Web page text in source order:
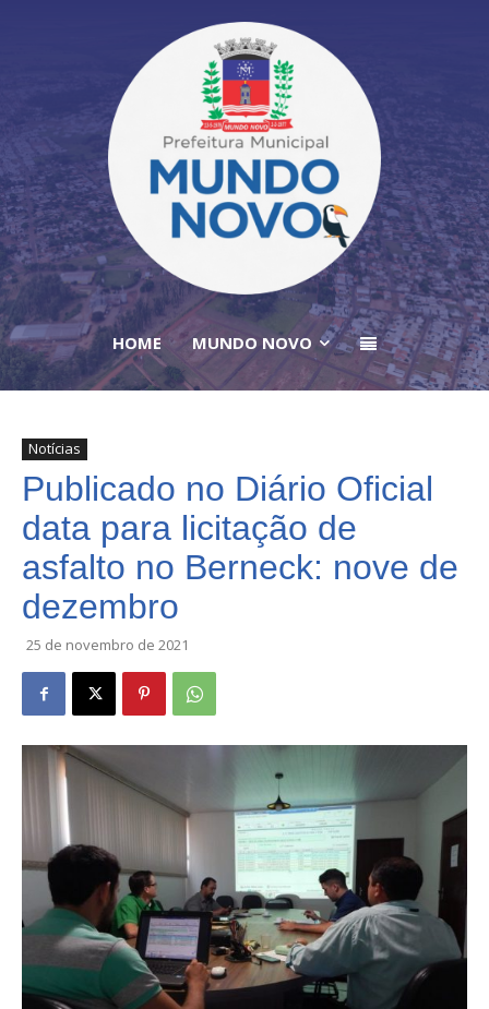
HOME MUNDO NOVO
Notícias
Publicado no Diário Oficial
data para licitação de
asfalto no Berneck: nove de
dezembro
25 de novembro de 2021